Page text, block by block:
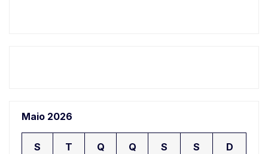
Maio 2026
S T Q Q S S D